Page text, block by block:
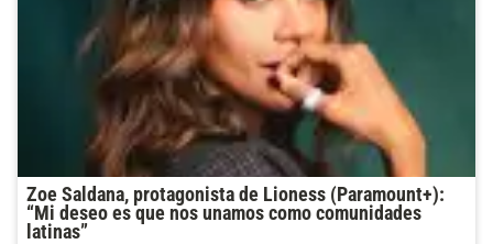
Zoe Saldana, protagonista de Lioness (Paramount+):
“Mi deseo es que nos unamos como comunidades
latinas”